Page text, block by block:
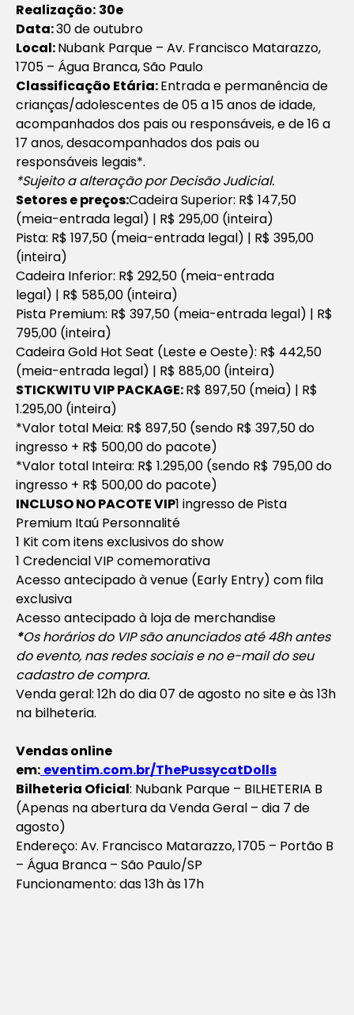
Realização: 30e
Data:30 de outubro
Local:Nubank Parque – Av. Francisco Matarazzo,
1705 – Água Branca, São Paulo
Classificação Etária:Entrada e permanência de
crianças/adolescentes de 05 a 15 anos de idade,
acompanhados dos pais ou responsáveis, e de 16 a
17 anos, desacompanhados dos pais ou
responsáveis legais*.
*Sujeito a alteração por Decisão Judicial.
Setores e preços:Cadeira Superior: R$ 147,50
(meia-entrada legal) | R$ 295,00 (inteira)
Pista: R$ 197,50 (meia-entrada legal) | R$ 395,00
(inteira)
Cadeira Inferior: R$ 292,50 (meia-entrada
legal) | R$ 585,00 (inteira)
Pista Premium: R$ 397,50 (meia-entrada legal) | R$
795,00 (inteira)
Cadeira Gold Hot Seat (Leste e Oeste): R$ 442,50
(meia-entrada legal) | R$ 885,00 (inteira)
STICKWITU VIP PACKAGE:R$ 897,50 (meia) | R$
1.295,00 (inteira)
*Valor total Meia: R$ 897,50 (sendo R$ 397,50 do
ingresso + R$ 500,00 do pacote)
*Valor total Inteira: R$ 1.295,00 (sendo R$ 795,00 do
ingresso + R$ 500,00 do pacote)
INCLUSO NO PACOTE VIP1 ingresso de Pista
Premium Itaú Personnalité
1 Kit com itens exclusivos do show
1 Credencial VIP comemorativa
Acesso antecipado à venue (Early Entry) com fila
exclusiva
Acesso antecipado à loja de merchandise
*Os horários do VIP são anunciados até 48h antes
do evento, nas redes sociais e no e-mail do seu
cadastro de compra.
Venda geral: 12h do dia 07 de agosto no site e às 13h
na bilheteria.
Vendas online
em: eventim.com.br/ThePussycatDolls
Bilheteria Oficial: Nubank Parque – BILHETERIA B
(Apenas na abertura da Venda Geral – dia 7 de
agosto)
Endereço: Av. Francisco Matarazzo, 1705 – Portão B
– Água Branca – São Paulo/SP
Funcionamento: das 13h às 17h